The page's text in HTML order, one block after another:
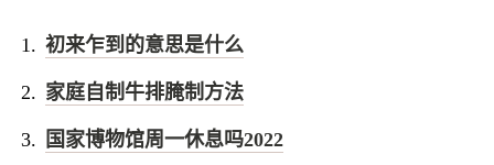
初来乍到的意思是什么
家庭自制牛排腌制方法
国家博物馆周一休息吗2022